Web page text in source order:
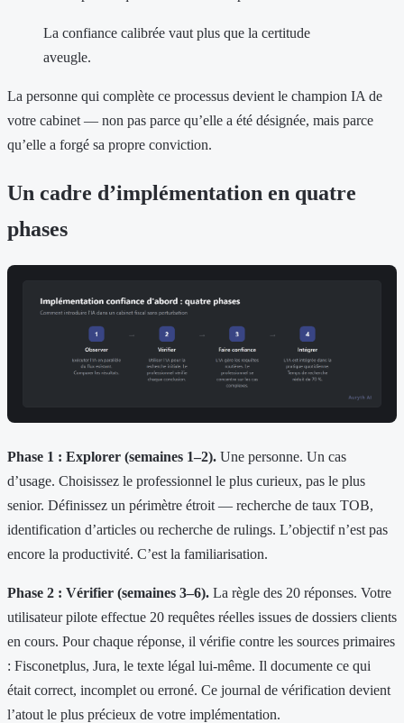
La confiance calibrée vaut plus que la certitude
aveugle.
La personne qui complète ce processus devient le champion IA de
votre cabinet — non pas parce qu’elle a été désignée, mais parce
qu’elle a forgé sa propre conviction.
Un cadre d’implémentation en quatre
phases
Phase 1 : Explorer (semaines 1–2). Une personne. Un cas
d’usage. Choisissez le professionnel le plus curieux, pas le plus
senior. Définissez un périmètre étroit — recherche de taux TOB,
identification d’articles ou recherche de rulings. L’objectif n’est pas
encore la productivité. C’est la familiarisation.
Phase 2 : Vérifier (semaines 3–6). La règle des 20 réponses. Votre
utilisateur pilote effectue 20 requêtes réelles issues de dossiers clients
en cours. Pour chaque réponse, il vérifie contre les sources primaires
: Fisconetplus, Jura, le texte légal lui-même. Il documente ce qui
était correct, incomplet ou erroné. Ce journal de vérification devient
l’atout le plus précieux de votre implémentation.